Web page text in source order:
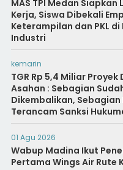
MAS TPI Medan Siapkan
Kerja, Siswa Dibekali
Keterampilan dan PKL di
Industri
kemarin
TGR Rp 5,4 Miliar Proyek
Asahan : Sebagian
Dikembalikan, Sebagian
Terancam Sanksi
01 Agu 2026
Wabup Madina Ikut
Pertama Wings Air Rute